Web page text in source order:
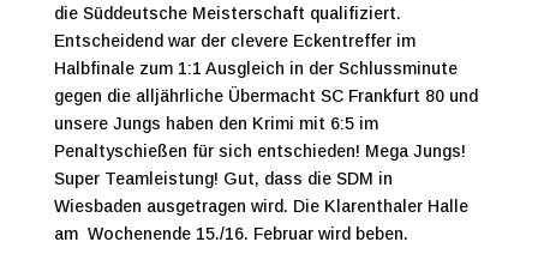
die Süddeutsche Meisterschaft qualifiziert.
Entscheidend war der clevere Eckentreffer im
Halbfinale zum 1:1 Ausgleich in der Schlussminute
gegen die alljährliche Übermacht SC Frankfurt 80 und
unsere Jungs haben den Krimi mit 6:5 im
Penaltyschießen für sich entschieden! Mega Jungs!
Super Teamleistung! Gut, dass die SDM in
Wiesbaden ausgetragen wird. Die Klarenthaler Halle
am Wochenende 15./16. Februar wird beben.